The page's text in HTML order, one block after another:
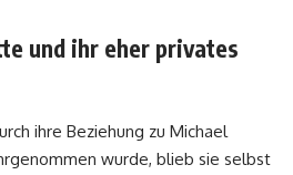
und ihr eher privates
ihre Beziehung zu Michael
wurde, blieb sie selbst